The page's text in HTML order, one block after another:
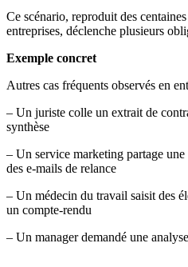
Ce scénario, reproduit des
entreprises, déclenche plusieurs
Exemple concret
Autres cas fréquents observés en
– Un juriste colle un extrait de
synthèse
– Un service marketing partage
des e-mails de relance
– Un médecin du travail saisit des
un compte-rendu
– Un manager demandé une